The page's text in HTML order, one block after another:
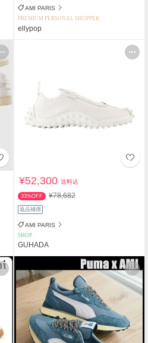
AMI PARIS
PREMIUM PERSONAL SHOPPER
ellypop
¥52,300送料込
33%OFF ¥78,682
返品補償
AMI PARIS
SHOP
GUHADA